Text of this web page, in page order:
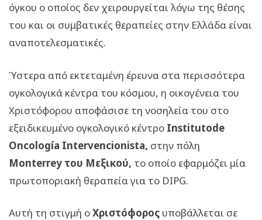
όγκου ο οποίος δεν χειρουργείται λόγω της θέσης
του και οι συμβατικές θεραπείες στην Ελλάδα είναι
αναποτελεσματικές.
Ύστερα από εκτεταμένη έρευνα στα περισσότερα
ογκολογικά κέντρα του κόσμου, η οικογένεια του
Χριστόφορου αποφάσισε τη νοσηλεία του στο
εξειδικευμένο ογκολογικό κέντρο Institutode
Oncología Intervencionista, στην πόλη
Monterrey του Μεξικού, το οποίο εφαρμόζει μία
πρωτοποριακή θεραπεία για το DIPG.
Αυτή τη στιγμή οΧριστόφορος υποβάλλεται σε